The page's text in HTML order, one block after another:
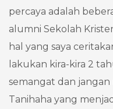
percaya adalah
alumni Sekolah
hal yang saya
lakukan kira-kira 2
semangat dan jangan
Tanihaha yang